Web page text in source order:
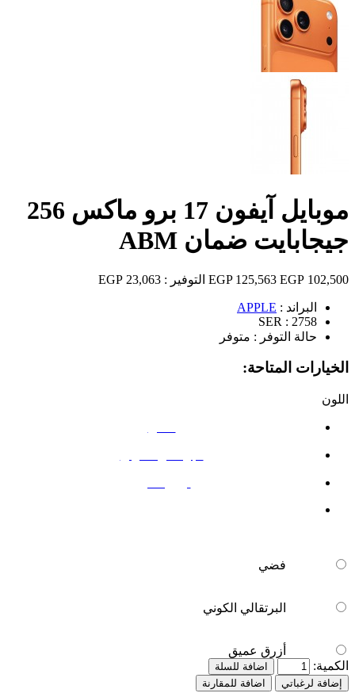
موبايل آيفون 17 برو ماكس 256
جيجابايت ضمان ABM
102,500 EGP
125,563 EGP التوفير : 23,063 EGP
البراند : APPLE
SER : 2758
حالة التوفر : متوفر
الخيارات المتاحة:
اللون
فضي
البرتقالي الكوني
أزرق عميق
الكمية:
اضافة للسلة
إضافة لرغباتي
اضافة للمقارنة